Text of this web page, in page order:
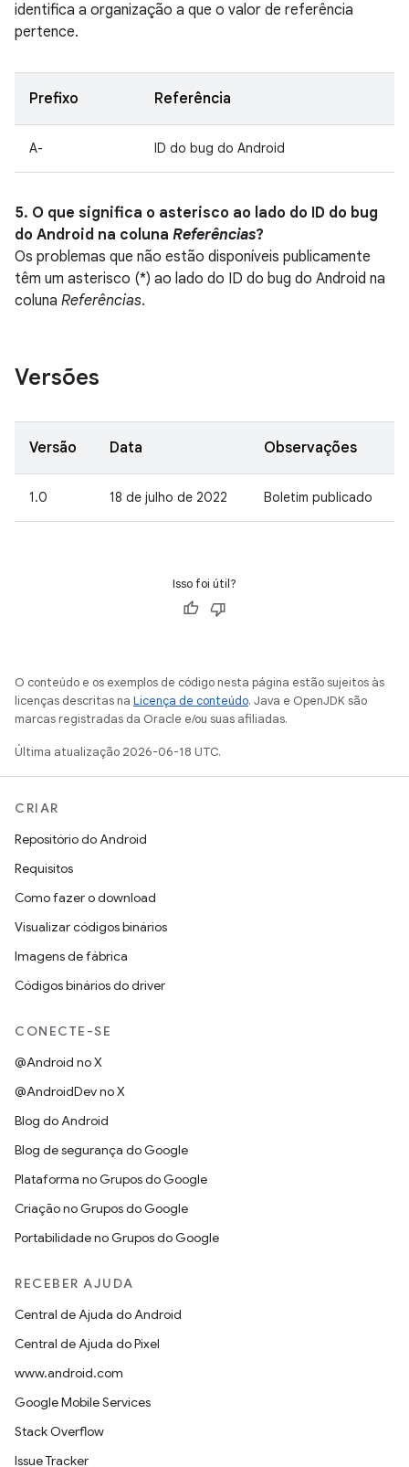
identifica a organização a que o valor de referência
pertence.
Prefixo Referência
A- ID do bug do Android
5. O que significa o asterisco ao lado do ID do bug
do Android na coluna Referências?
Os problemas que não estão disponíveis publicamente
têm um asterisco (*) ao lado do ID do bug do Android na
coluna Referências.
Versões
Versão Data Observações
1.0 18 de julho de 2022 Boletim publicado
Isso foi útil?
O conteúdo e os exemplos de código nesta página estão sujeitos às
licenças descritas na Licença de conteúdo. Java e OpenJDK são
marcas registradas da Oracle e/ou suas afiliadas.
Última atualização 2026-06-18 UTC.
CRIAR
Repositório do Android
Requisitos
Como fazer o download
Visualizar códigos binários
Imagens de fábrica
Códigos binários do driver
CONECTE-SE
@Android no X
@AndroidDev no X
Blog do Android
Blog de segurança do Google
Plataforma no Grupos do Google
Criação no Grupos do Google
Portabilidade no Grupos do Google
RECEBER AJUDA
Central de Ajuda do Android
Central de Ajuda do Pixel
www.android.com
Google Mobile Services
Stack Overflow
Issue Tracker